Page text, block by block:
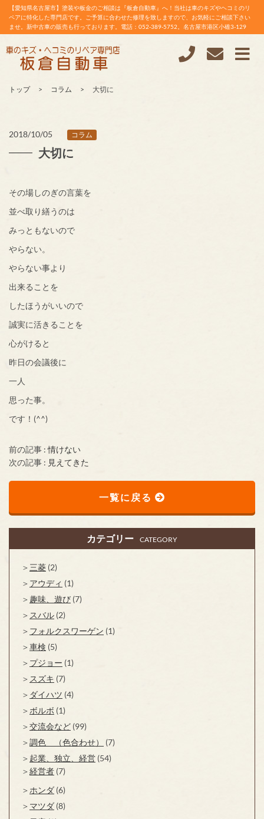
【愛知県名古屋市】塗装や板金のご相談は『板倉自動車』へ！当社は車のキズやヘコミのリ
ペアに特化した専門店です。ご予算に合わせた修理を致しますので、お気軽にご相談下さい
ませ。新中古車の販売も行っております。電話：052-389-5752。名古屋市港区小碓3-129
トップ コラム 大切に
2018/10/05 コラム
大切に
その場しのぎの言葉を
並べ取り繕うのは
みっともないので
やらない。
やらない事より
出来ることを
したほうがいいので
誠実に活きることを
心がけると
昨日の会議後に
一人
思った事。
です！(^^)
前の記事 :情けない
次の記事 : 見えてきた
一覧に戻る
カテゴリー CATEGORY
三菱 (2)
アウディ (1)
趣味、遊び (7)
スバル (2)
フォルクスワーゲン (1)
車検 (5)
プジョー (1)
スズキ (7)
ダイハツ (4)
ボルボ (1)
交流会など (99)
調色 （色合わせ）
(7)
起業、独立、経営 (54)
経営者 (7)
ホンダ (6)
マツダ (8)